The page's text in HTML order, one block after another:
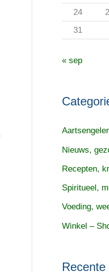
24
31
« sep
Nieuws,
Recepten,
Spiritueel,
Voeding,
Winkel –